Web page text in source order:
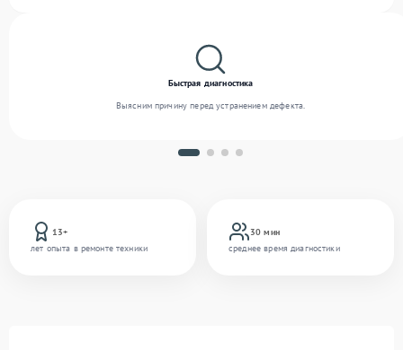
13+
лет опыта в ремонте техники
30 мин
среднее время диагностики
Быстрая диагностика
Выясним причину перед устранением дефекта.